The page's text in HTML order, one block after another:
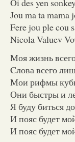
Jou ma ta mama
Fere jou ple cou
Nicola Valuev
Моя жизнь
Cлова всего
Мои рифмы
Они быстры и
Я буду биться
И пояс будет
И пояс будет